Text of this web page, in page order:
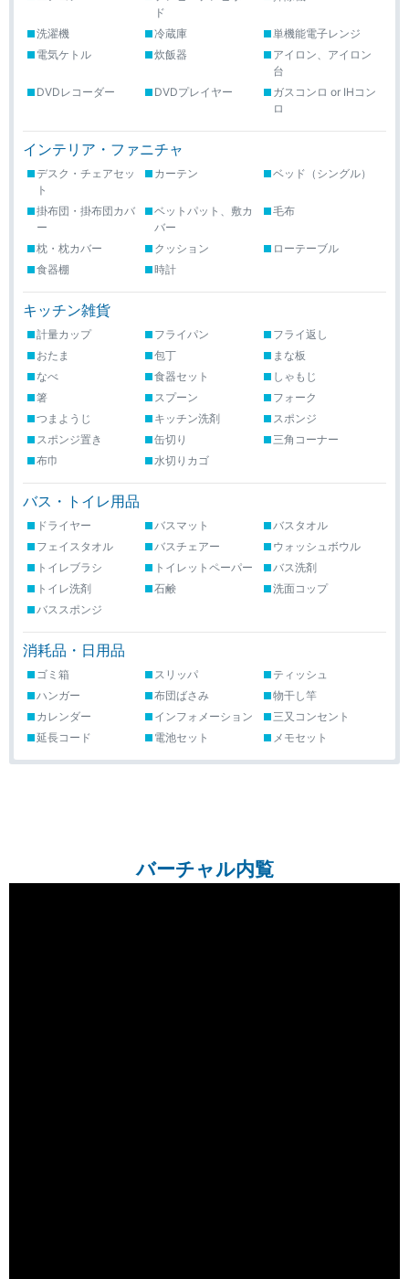
ド
洗濯機 冷蔵庫
単機能電子レンジ
電気ケトル
炊飯器
アイロン、アイロン
台
DVDレコーダー
DVDプレイヤー
ガスコンロ or IHコン
ロ
インテリア・ファニチャ
デスク・チェアセッ
ト
カーテン ベッド（シングル）
掛布団・掛布団カバ
ー
ベットパット、敷カ
バー
毛布
枕・枕カバー クッション
ローテーブル
食器棚
時計
キッチン雑貨
計量カップ フライパン
フライ返し
おたま
包丁
まな板
なべ
食器セット
しゃもじ
箸
スプーン
フォーク
つまようじ
キッチン洗剤
スポンジ
スポンジ置き
缶切り
三角コーナー
布巾
水切りカゴ
バス・トイレ用品
ドライヤー バスマット
バスタオル
フェイスタオル
バスチェアー
ウォッシュボウル
トイレブラシ
トイレットペーパー
バス洗剤
トイレ洗剤
石鹸
洗面コップ
バススポンジ
消耗品・日用品
ゴミ箱 スリッパ
ティッシュ
ハンガー
布団ばさみ
物干し竿
カレンダー
インフォメーション
三又コンセント
延長コード
電池セット メモセット
バーチャル内覧